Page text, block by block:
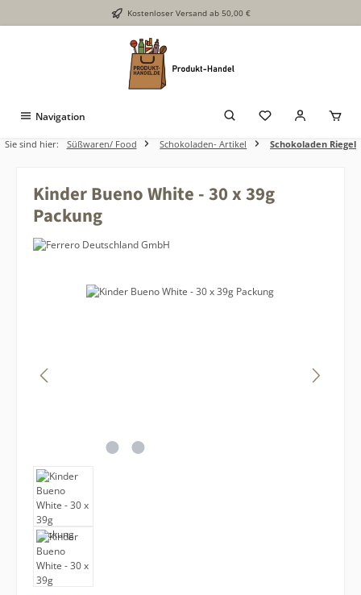
Zum Hauptinhalt springen Kostenloser Versand ab 50,00 €
Navigation
Sie sind hier: Süßwaren/ Food Schokoladen- Artikel Schokoladen Riegel
Kinder Bueno White - 30 x 39g
Packung
Bildergalerie überspringen